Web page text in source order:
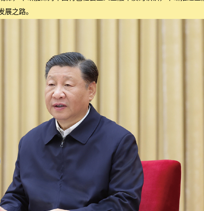
展之路。